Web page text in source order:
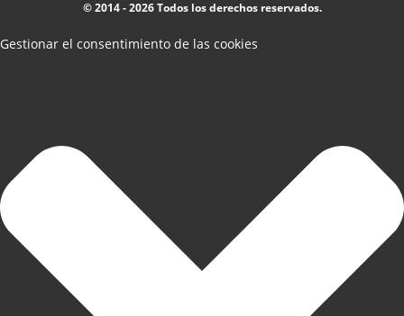
© 2014 - 2026 Todos los derechos reservados.
Gestionar el consentimiento de las cookies